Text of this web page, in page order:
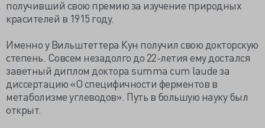
получивший свою премию за изучение природных
красителей в 1915 году.
Именно у Вильштеттера Кун получил свою докторскую
степень. Совсем незадолго до 22-летия ему достался
заветный диплом доктора summa cum laude за
диссертацию «О специфичности ферментов в
метаболизме углеводов». Путь в большую науку был
открыт.